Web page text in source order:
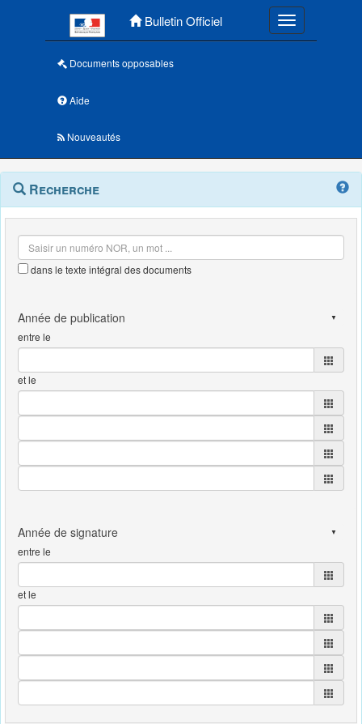
Bulletin Officiel Toggle
Documents opposables
Aide
Nouveautés
Navigation
outils
Menu
contextuel
Recherche
dans le texte intégral des documents
entre le
et le
entre le
et le